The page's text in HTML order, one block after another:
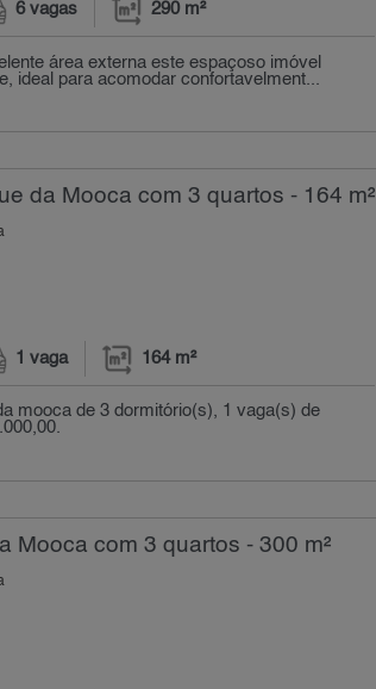
6 vagas 290 m²
área externa este espaçoso imóvel
ideal para acomodar confortavelment...
da Mooca com 3 quartos - 164 m²
1 vaga 164 m²
mooca de 3 dormitório(s), 1 vaga(s) de
Mooca com 3 quartos - 300 m²